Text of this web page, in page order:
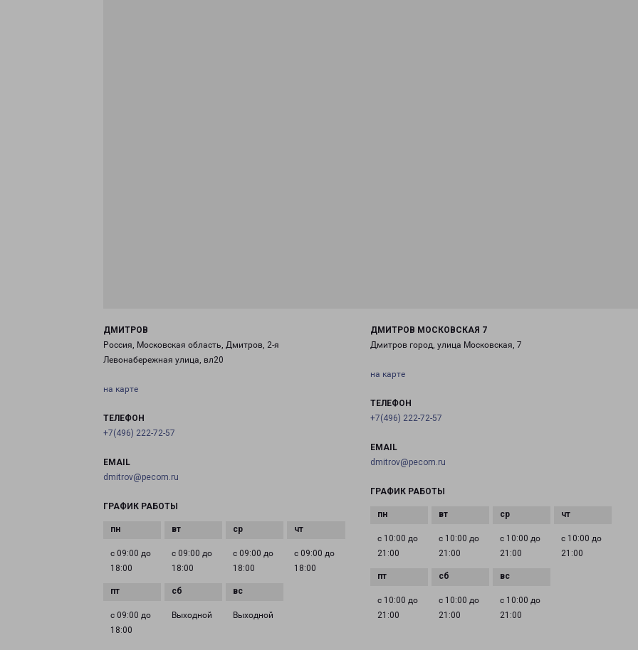
ДМИТРОВ
Россия, Московская область, Дмитров, 2-я
Левонабережная улица, вл20
на карте
ТЕЛЕФОН
+7(496) 222-72-57
EMAIL
dmitrov@pecom.ru
ГРАФИК РАБОТЫ
с 09:00 до
18:00
с 09:00 до
18:00
с 09:00 до
18:00
с 09:00 до
18:00
с 09:00 до
18:00
Выходной Выходной
ДМИТРОВ МОСКОВСКАЯ 7
Дмитров город, улица Московская, 7
на карте
ТЕЛЕФОН
+7(496) 222-72-57
EMAIL
dmitrov@pecom.ru
ГРАФИК РАБОТЫ
с 10:00 до
21:00
с 10:00 до
21:00
с 10:00 до
21:00
с 10:00 до
21:00
с 10:00 до
21:00
с 10:00 до
21:00
с 10:00 до
21:00